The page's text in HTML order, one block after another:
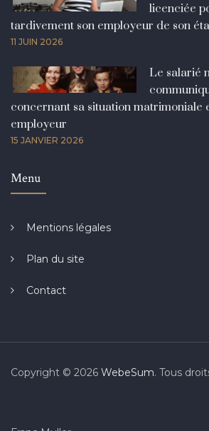
licenciée
tardivement son employeur de son
11 JUIN 2026
Le salarié
concernant sa situation matrimoniale
employeur
15 JANVIER 2026
Menu
Mentions légales
Plan du site
Contact
Copyright © 2026 WebeSum. Tous